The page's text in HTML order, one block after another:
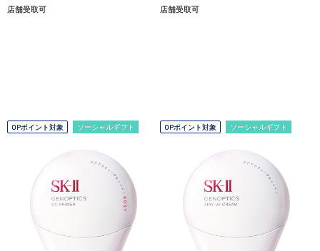
店舗受取可 店舗受取可
OPポイント対象 ソーシャルギフト OPポイント対象 ソーシャルギフト